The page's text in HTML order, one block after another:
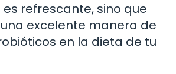
es refrescante, sino que
excelente manera de
en la dieta de tu